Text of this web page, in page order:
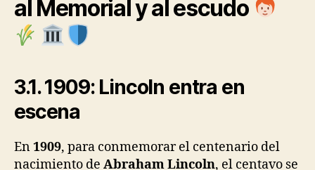
al Memorial y al escudo
3.1. 1909: Lincoln entra en
escena
En1909, para conmemorar el centenario del
nacimiento de Abraham Lincoln, el centavo se